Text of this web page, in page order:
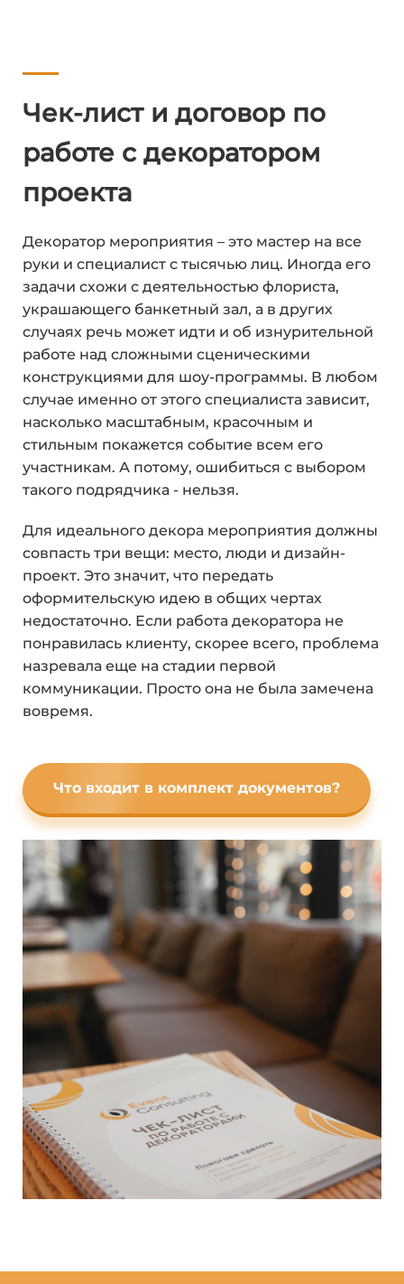
Чек-лист и договор по
работе с декоратором
проекта
Декоратор мероприятия – это мастер на все
руки и специалист с тысячью лиц. Иногда его
задачи схожи с деятельностью флориста,
украшающего банкетный зал, а в других
случаях речь может идти и об изнурительной
работе над сложными сценическими
конструкциями для шоу-программы. В любом
случае именно от этого специалиста зависит,
насколько масштабным, красочным и
стильным покажется событие всем его
участникам. А потому, ошибиться с выбором
такого подрядчика - нельзя.
Для идеального декора мероприятия должны
совпасть три вещи: место, люди и дизайн-
проект. Это значит, что передать
оформительскую идею в общих чертах
недостаточно. Если работа декоратора не
понравилась клиенту, скорее всего, проблема
назревала еще на стадии первой
коммуникации. Просто она не была замечена
вовремя.
Что входит в комплект документов?